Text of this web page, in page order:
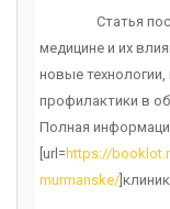
Статья
медицине и их
новые
профилактики в
Полная
[url=https://
murmanske/